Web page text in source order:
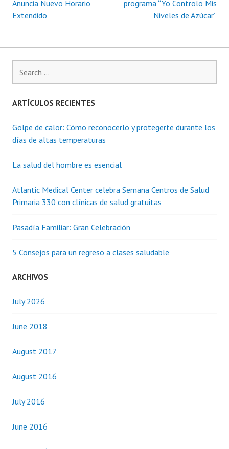
navigation
Anuncia Nuevo Horario
Extendido
programa “Yo Controlo Mis
Niveles de Azúcar”
for:
ARTÍCULOS RECIENTES
Golpe de calor: Cómo reconocerlo y protegerte durante los
días de altas temperaturas
La salud del hombre es esencial
Atlantic Medical Center celebra Semana Centros de Salud
Primaria 330 con clínicas de salud gratuitas
Pasadía Familiar: Gran Celebración
5 Consejos para un regreso a clases saludable
ARCHIVOS
July 2026
June 2018
August 2017
August 2016
July 2016
June 2016